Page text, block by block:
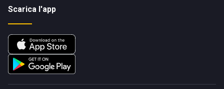
Scarica l'app